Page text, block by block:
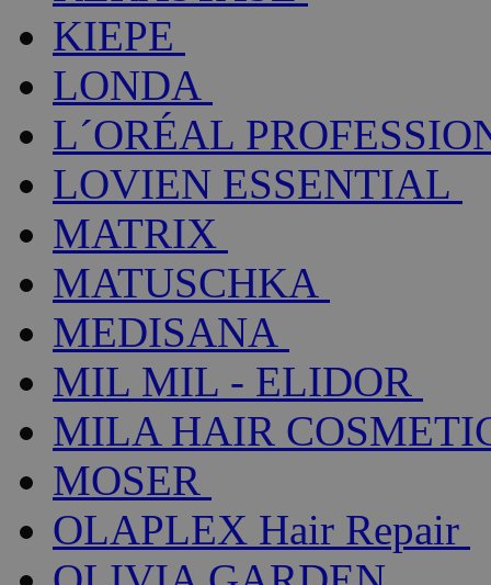
KIEPE
LONDA
L´ORÉAL
LOVIEN ESSENTIAL
MATRIX
MATUSCHKA
MEDISANA
MIL MIL - ELIDOR
MILA HAIR
MOSER
OLAPLEX Hair Repair